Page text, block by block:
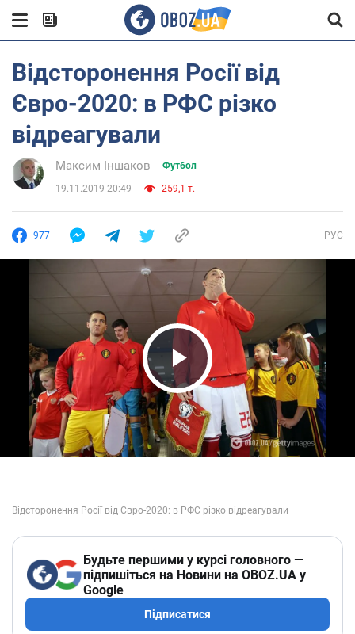
Відсторонення Росії від
Євро-2020: в РФС різко
відреагували
Максим Іншаков Футбол
19.11.2019 20:49 259,1 т.
977 РУС
Play Video
Будьте першими у курсі головного —
підпишіться на Новини на OBOZ.UA у
Google
Підписатися